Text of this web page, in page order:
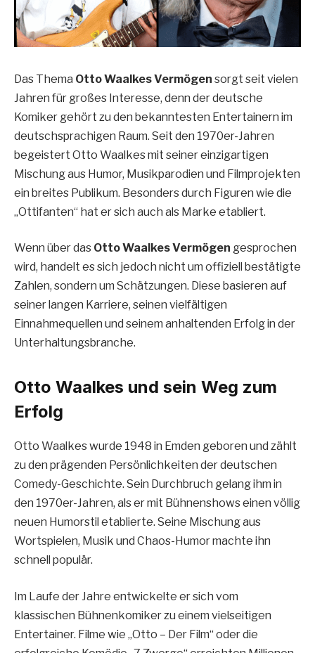
Das Thema Otto Waalkes Vermögen sorgt seit vielen
Jahren für großes Interesse, denn der deutsche
Komiker gehört zu den bekanntesten Entertainern im
deutschsprachigen Raum. Seit den 1970er-Jahren
begeistert Otto Waalkes mit seiner einzigartigen
Mischung aus Humor, Musikparodien und Filmprojekten
ein breites Publikum. Besonders durch Figuren wie die
„Ottifanten“ hat er sich auch als Marke etabliert.
Wenn über das Otto Waalkes Vermögen gesprochen
wird, handelt es sich jedoch nicht um offiziell bestätigte
Zahlen, sondern um Schätzungen. Diese basieren auf
seiner langen Karriere, seinen vielfältigen
Einnahmequellen und seinem anhaltenden Erfolg in der
Unterhaltungsbranche.
Otto Waalkes und sein Weg zum
Erfolg
Otto Waalkes wurde 1948 in Emden geboren und zählt
zu den prägenden Persönlichkeiten der deutschen
Comedy-Geschichte. Sein Durchbruch gelang ihm in
den 1970er-Jahren, als er mit Bühnenshows einen völlig
neuen Humorstil etablierte. Seine Mischung aus
Wortspielen, Musik und Chaos-Humor machte ihn
schnell populär.
Im Laufe der Jahre entwickelte er sich vom
klassischen Bühnenkomiker zu einem vielseitigen
Entertainer. Filme wie „Otto – Der Film“ oder die